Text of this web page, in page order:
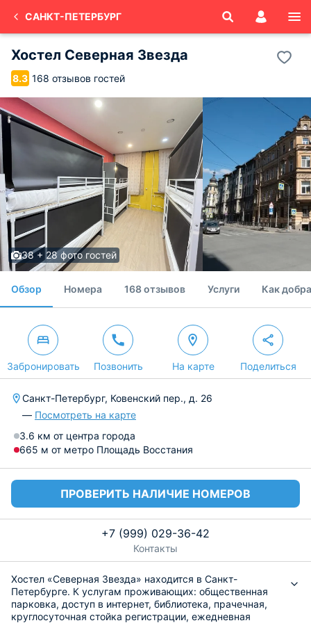
САНКТ-ПЕТЕРБУРГ
Хостел Северная Звезда
8.3 168 отзывов гостей
38 + 28 фото гостей
Обзор Номера 168 отзывов Услуги Как
Забронировать Позвонить На карте Поделиться
Санкт-Петербург, Ковенский пер., д. 26
— Посмотреть на карте
3.6 км от центра города
665 м от метро Площадь Восстания
ПРОВЕРИТЬ НАЛИЧИЕ НОМЕРОВ
+7 (999) 029-36-42
Контакты
Хостел «Северная Звезда» находится в Санкт-
Петербурге. К услугам проживающих: общественная
парковка, доступ в интернет, библиотека, прачечная,
круглосуточная стойка регистрации, ежедневная